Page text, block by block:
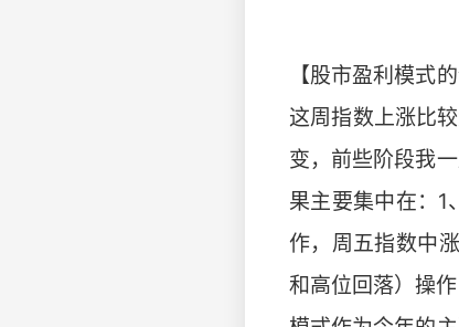
【股市盈利模式
这周指数上涨比
变，前些阶段我
果主要集中在：1
作，周五指数中
和高位回落）操